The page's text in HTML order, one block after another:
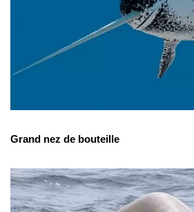
Grand nez de bouteille